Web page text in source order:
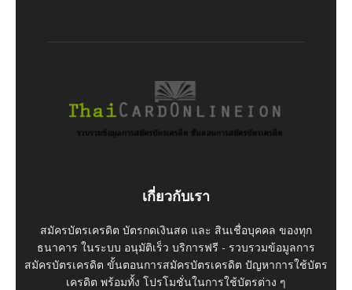
เกี่ยวกับเรา
สมัครบัตรเครดิต บัตรกดเงินสด และ สินเชื่อบุคคล ของทุก
ธนาคาร ในระบบ อนุมัติเร็ว บริการฟรี - รวบรวมข้อมูลการ
สมัครบัตรเครดิต ขั้นตอนการสมัครบัตรเครดิต ปัญหาการใช้บัตร
เครดิต พร้อมทั้ง โปรโมชั่นในการใช้บัตรต่าง ๆ